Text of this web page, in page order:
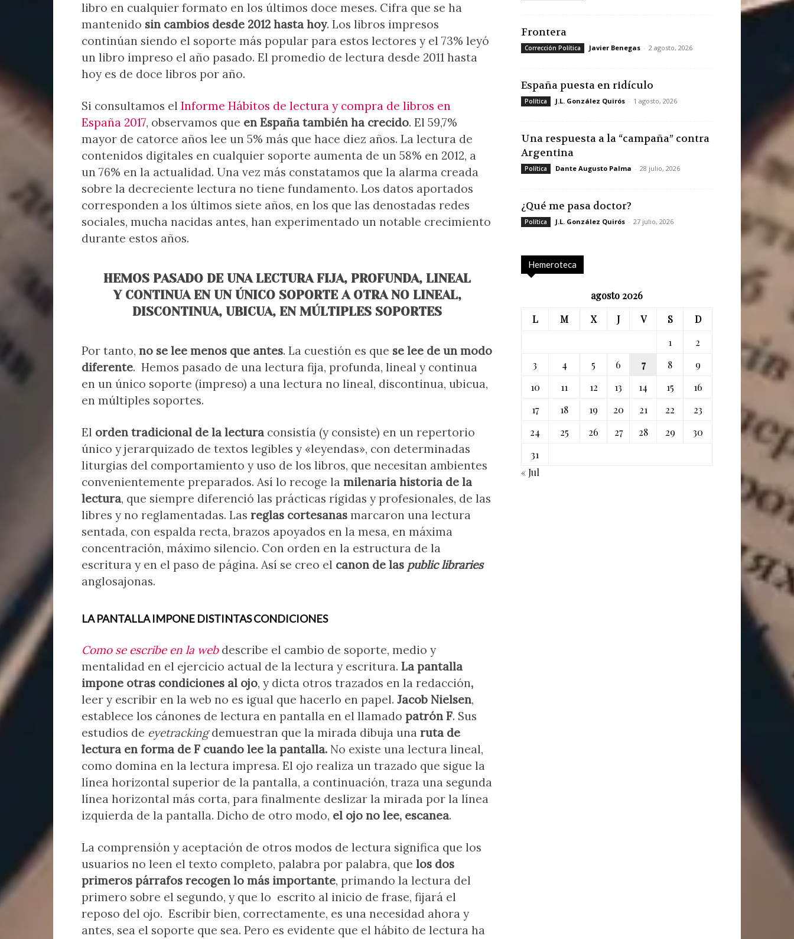
libro en cualquier formato en los últimos doce meses. Cifra que se ha
mantenido sin cambios desde 2012 hasta hoy. Los libros impresos
continúan siendo el soporte más popular para estos lectores y el 73% leyó
un libro impreso el año pasado. El promedio de lectura desde 2011 hasta
hoy es de doce libros por año.
Si consultamos el Informe Hábitos de lectura y compra de libros en
España 2017, observamos que en España también ha crecido. El 59,7%
mayor de catorce años lee un 5% más que hace diez años. La lectura de
contenidos digitales en cualquier soporte aumenta de un 58% en 2012, a
un 76% en la actualidad. Una vez más constatamos que la alarma creada
sobre la decreciente lectura no tiene fundamento. Los datos aportados
corresponden a los últimos siete años, en los que las denostadas redes
sociales, mucha nacidas antes, han experimentado un notable crecimiento
durante estos años.
HEMOS PASADO DE UNA LECTURA FIJA, PROFUNDA, LINEAL
Y CONTINUA EN UN ÚNICO SOPORTE A OTRA NO LINEAL,
DISCONTINUA, UBICUA, EN MÚLTIPLES SOPORTES
Por tanto, no se lee menos que antes. La cuestión es que se lee de un modo
diferente. Hemos pasado de una lectura fija, profunda, lineal y continua
en un único soporte (impreso) a una lectura no lineal, discontinua, ubicua,
en múltiples soportes.
El orden tradicional de la lectura consistía (y consiste) en un repertorio
único y jerarquizado de textos legibles y «leyendas», con determinadas
liturgias del comportamiento y uso de los libros, que necesitan ambientes
convenientemente preparados. Así lo recoge la milenaria historia de la
lectura, que siempre diferenció las prácticas rígidas y profesionales, de las
libres y no reglamentadas. Las reglas cortesanas marcaron una lectura
sentada, con espalda recta, brazos apoyados en la mesa, en máxima
concentración, máximo silencio. Con orden en la estructura de la
escritura y en el paso de página. Así se creo el canon de las public libraries
anglosajonas.
LA PANTALLA IMPONE DISTINTAS CONDICIONES
Como se escribe en la webdescribe el cambio de soporte, medio y
mentalidad en el ejercicio actual de la lectura y escritura. La pantalla
impone otras condiciones al ojo, y dicta otros trazados en la redacción,
leer y escribir en la web no es igual que hacerlo en papel. Jacob Nielsen,
establece los cánones de lectura en pantalla en el llamado patrón F. Sus
estudios de eyetrackingdemuestran que la mirada dibuja una ruta de
lectura en forma de F cuando lee la pantalla. No existe una lectura lineal,
como domina en la lectura impresa. El ojo realiza un trazado que sigue la
línea horizontal superior de la pantalla, a continuación, traza una segunda
línea horizontal más corta, para finalmente deslizar la mirada por la línea
izquierda de la pantalla. Dicho de otro modo, el ojo no lee, escanea.
La comprensión y aceptación de otros modos de lectura significa que los
usuarios no leen el texto completo, palabra por palabra, que los dos
primeros párrafos recogen lo más importante, primando la lectura del
primero sobre el segundo, y que lo escrito al inicio de frase, fijará el
reposo del ojo. Escribir bien, correctamente, es una necesidad ahora y
antes, sea el soporte que sea. Pero es evidente que el hábito de lectura ha
Frontera
Corrección Política Javier Benegas - 2 agosto, 2026
España puesta en ridículo
Política J.L. González Quirós - 1 agosto, 2026
Una respuesta a la “campaña” contra
Argentina
Política Dante Augusto Palma - 28 julio, 2026
¿Qué me pasa doctor?
Política J.L. González Quirós - 27 julio, 2026
Hemeroteca
agosto 2026
L
M X J V S
D
1
2
3
4 5 6 7 8
9
10
11 12 13 14 15
16
17
18 19 20 21 22
23
24
25 26 27 28 29
30
31
« Jul